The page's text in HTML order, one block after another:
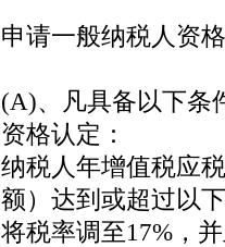
申请一般纳税人资
(A)、凡具备以下条
资格认定：
纳税人年增值税应
额）达到或超过以
将税率调至17%，